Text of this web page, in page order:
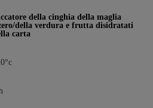
della cinghia della maglia
della verdura e frutta disidratati
carta